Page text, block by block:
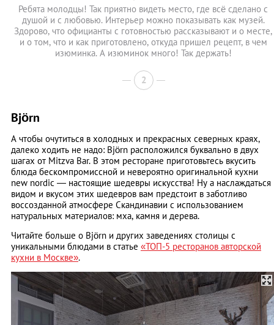
Ребята молодцы! Так приятно видеть место, где всё сделано с
душой и с любовью. Интерьер можно показывать как музей.
Здорово, что официанты с готовностью рассказывают и о месте,
и о том, что и как приготовлено, откуда пришел рецепт, в чем
изюминка. А изюминок много! Так держать!
2
Björn
А чтобы очутиться в холодных и прекрасных северных краях,
далеко ходить не надо: Björn расположился буквально в двух
шагах от Mitzva Bar. В этом ресторане приготовьтесь вкусить
блюда бескомпромиссной и невероятно оригинальной кухни
new nordic — настоящие шедевры искусства! Ну а наслаждаться
видом и вкусом этих шедевров вам предстоит в заботливо
воссозданной атмосфере Скандинавии с использованием
натуральных материалов: мха, камня и дерева.
Читайте больше о Björn и других заведениях столицы с
уникальными блюдами в статье «ТОП-5 ресторанов авторской
кухни в Москве».